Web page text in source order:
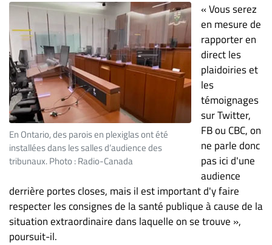
En Ontario, des parois en plexiglas ont été
installées dans les salles d’audience des
tribunaux. Photo : Radio-Canada
« Vous serez
en mesure de
rapporter en
direct les
plaidoiries et
les
témoignages
sur Twitter,
FB ou CBC, on
ne parle donc
pas ici d'une
audience
derrière portes closes, mais il est important d'y faire
respecter les consignes de la santé publique à cause de la
situation extraordinaire dans laquelle on se trouve »,
poursuit-il.